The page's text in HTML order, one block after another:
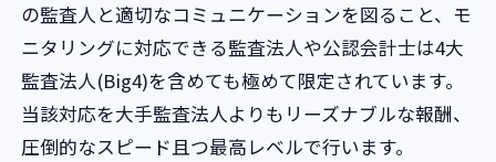
の監査人と適切なコミュニケーションを図ること、モ
ニタリングに対応できる監査法人や公認会計士は4大
監査法人(Big4)を含めても極めて限定されています。
当該対応を大手監査法人よりもリーズナブルな報酬、
圧倒的なスピード且つ最高レベルで行います。